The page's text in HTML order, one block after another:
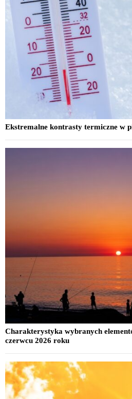
Ekstremalne kontrasty termiczne w
Charakterystyka wybranych
czerwcu 2026 roku